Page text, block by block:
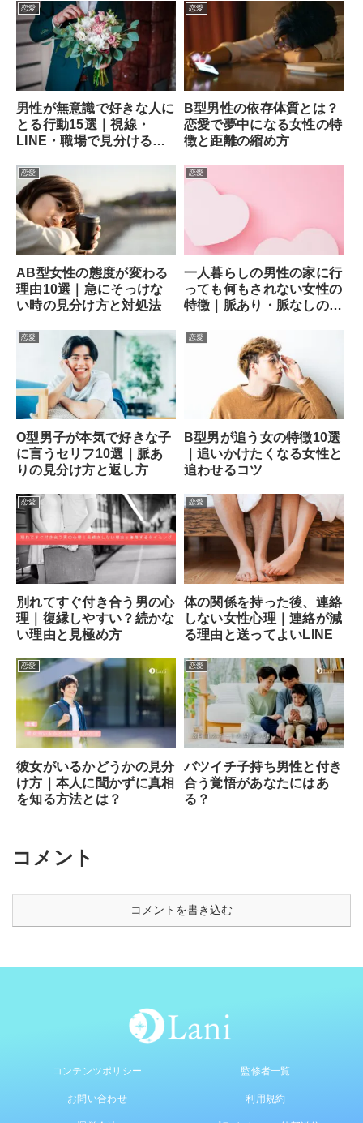
恋愛
男性が無意識で好きな人に
とる行動15選｜視線・
LINE・職場で見分ける方
恋愛
B型男性の依存体質とは？
恋愛で夢中になる女性の特
徴と距離の縮め方
恋愛
AB型女性の態度が変わる
理由10選｜急にそっけな
い時の見分け方と対処法
恋愛
一人暮らしの男性の家に行
っても何もされない女性の
特徴｜脈あり・脈なしの見
恋愛
O型男子が本気で好きな子
に言うセリフ10選｜脈あ
りの見分け方と返し方
恋愛
B型男が追う女の特徴10選
｜追いかけたくなる女性と
追わせるコツ
恋愛
別れてすぐ付き合う男の心
理｜復縁しやすい？続かな
い理由と見極め方
恋愛
体の関係を持った後、連絡
しない女性心理｜連絡が減
る理由と送ってよいLINE
恋愛
彼女がいるかどうかの見分
け方｜本人に聞かずに真相
を知る方法とは？
恋愛
バツイチ子持ち男性と付き
合う覚悟があなたにはあ
る？
コメント
コメントを書き込む
コンテンツポリシー 監修者一覧
お問い合わせ 利用規約